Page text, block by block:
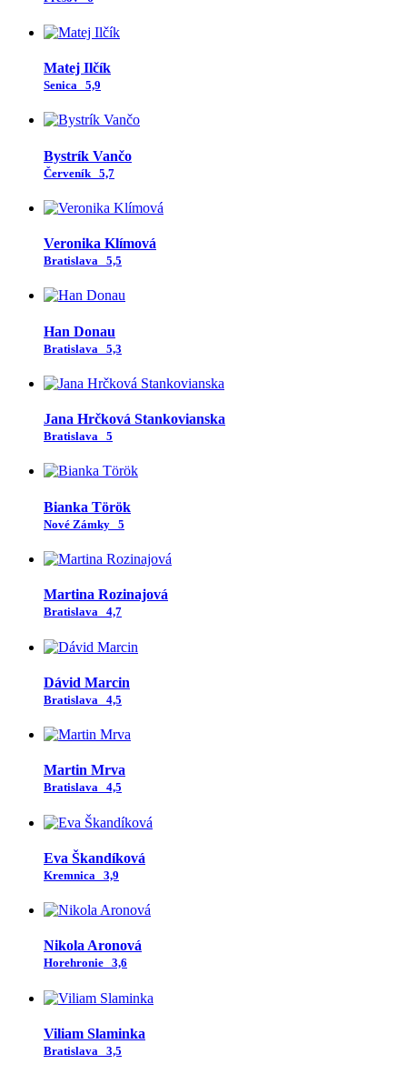
Matej Ilčík
Senica 5,9
Bystrík Vančo
Červeník 5,7
Veronika Klímová
Bratislava 5,5
Han Donau
Bratislava 5,3
Jana Hrčková Stankovianska
Bratislava 5
Bianka Török
Nové Zámky 5
Martina Rozinajová
Bratislava 4,7
Dávid Marcin
Bratislava 4,5
Martin Mrva
Bratislava 4,5
Eva Škandíková
Kremnica 3,9
Nikola Aronová
Horehronie 3,6
Viliam Slaminka
Bratislava 3,5